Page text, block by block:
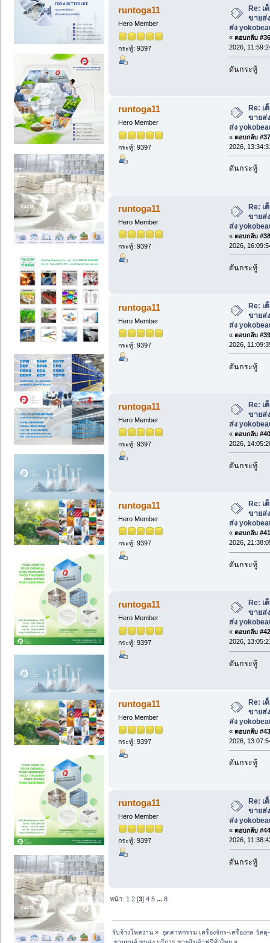
runtoga11
Hero Member
กระทู้: 9397
Re: เ
ขายส่
ส่ง
« ตอบกลับ
2026,
ดันกระทู้
runtoga11
Hero Member
กระทู้: 9397
Re: เ
ขายส่
ส่ง
« ตอบกลับ
2026,
ดันกระทู้
runtoga11
Hero Member
กระทู้: 9397
Re: เ
ขายส่
ส่ง
« ตอบกลับ
2026,
ดันกระทู้
runtoga11
Hero Member
กระทู้: 9397
Re: เ
ขายส่
ส่ง
« ตอบกลับ
2026,
ดันกระทู้
runtoga11
Hero Member
กระทู้: 9397
Re: เ
ขายส่
ส่ง
« ตอบกลับ
2026,
ดันกระทู้
runtoga11
Hero Member
กระทู้: 9397
Re: เ
ขายส่
ส่ง
« ตอบกลับ
2026,
ดันกระทู้
runtoga11
Hero Member
กระทู้: 9397
Re: เ
ขายส่
ส่ง
« ตอบกลับ
2026,
ดันกระทู้
runtoga11
Hero Member
กระทู้: 9397
Re: เ
ขายส่
ส่ง
« ตอบกลับ
2026,
ดันกระทู้
runtoga11
Hero Member
กระทู้: 9397
Re: เ
ขายส่
ส่ง
« ตอบกลับ
2026,
ดันกระทู้
หน้า: 1 2 [3]4 5 ...8
รับจ้างโพสงาน » อุตสาหกรรม เครื่องจักร-เครื่องกล วัส